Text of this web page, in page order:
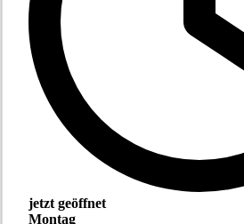
jetzt geöffnet
Montag